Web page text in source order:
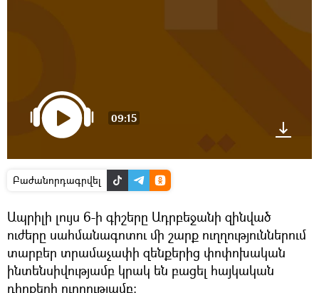
09:15
Բաժանորդագրվել
Ապրիլի լույս 6-ի գիշերը Ադրբեջանի զինված
ուժերը սահմանագոտու մի շարք ուղղություններում
տարբեր տրամաչափի զենքերից փոփոխական
ինտենսիվությամբ կրակ են բացել հայկական
դիրքերի ուղղությամբ: